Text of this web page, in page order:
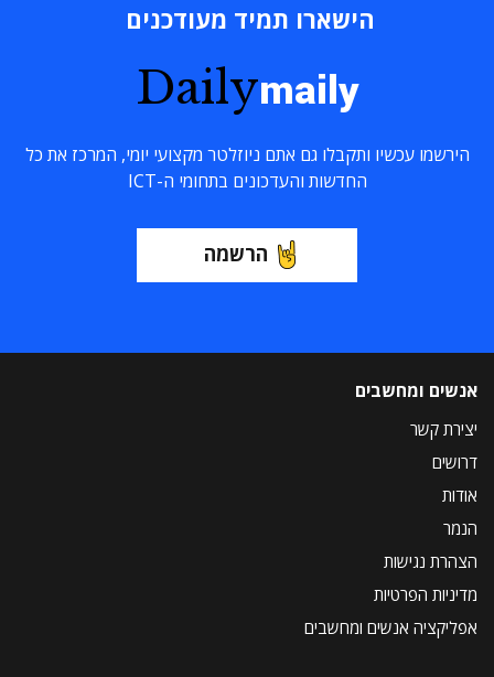
הישארו תמיד מעודכנים
Dailymaily
הירשמו עכשיו ותקבלו גם אתם ניוזלטר מקצועי יומי, המרכז את כל
החדשות והעדכונים בתחומי ה-ICT
הרשמה
אנשים ומחשבים
יצירת קשר
דרושים
אודות
הנמר
הצהרת נגישות
מדיניות הפרטיות
אפליקציה אנשים ומחשבים